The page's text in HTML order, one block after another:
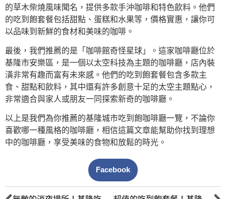
的草木柴燒風味聞名，提供多款手沖咖啡和特色飲料。他們
的吃到飽套餐包括甜點、蛋糕和水果等，價格實惠，讓你可
以品味到新鮮的食材和美味的咖啡。
最後，我們推薦的是「咖啡館奇怪星球」。這家咖啡廳位於
基隆市安樂區，是一個以太空科技為主題的咖啡廳，店內裝
潢非常有趣而富有未來感。他們的吃到飽套餐包含多款主
食、甜點和飲料，其中還有許多創意十足的太空主題點心，
非常適合與家人或朋友一同探索新奇的咖啡廳。
以上是我們為你推薦的基隆城市吃到飽咖啡廳一覽，不論你
喜歡哪一種風格的咖啡廳，相信這篇文章能幫助你找到理想
中的咖啡廳，享受美味的食物和放鬆的時光。
Facebook